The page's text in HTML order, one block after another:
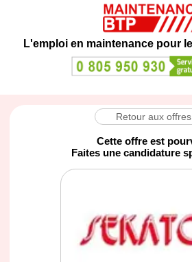
L'emploi en maintenance pour
Retour aux offres
Cette offre est
Faites une candidature